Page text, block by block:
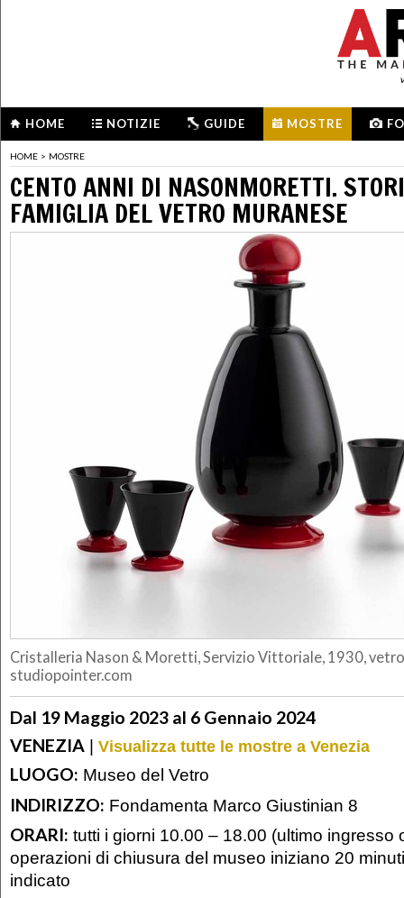
HOME NOTIZIE GUIDE MOSTRE
HOME > MOSTRE
CENTO ANNI DI NASONMORETTI.
FAMIGLIA DEL VETRO MURANESE
Cristalleria Nason & Moretti, Servizio Vittoriale, 1930,
studiopointer.com
Dal 19 Maggio 2023 al 6 Gennaio 2024
VENEZIA | Visualizza tutte le mostre a Venezia
LUOGO: Museo del Vetro
INDIRIZZO: Fondamenta Marco Giustinian 8
ORARI: tutti i giorni 10.00 – 18.00 (ultimo ingresso
operazioni di chiusura del museo iniziano 20
indicato